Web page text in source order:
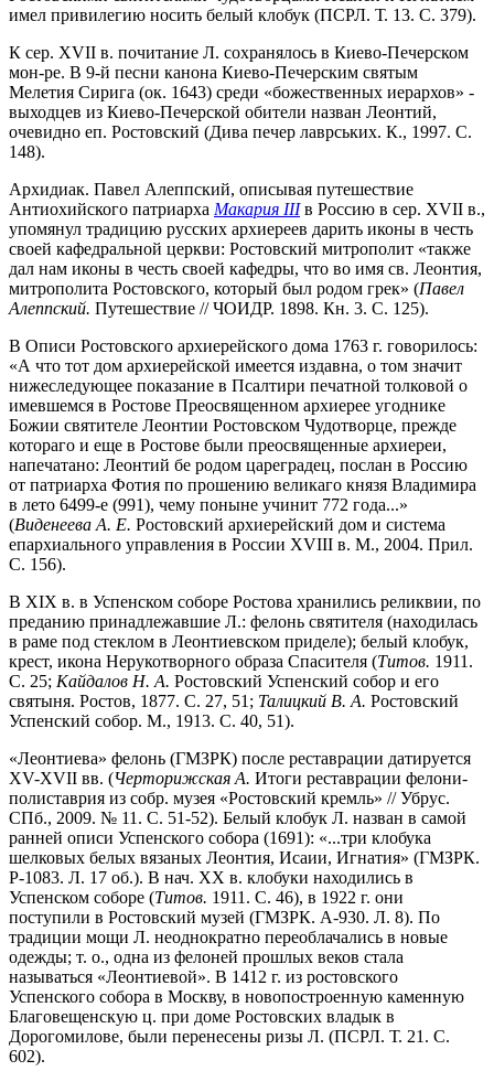
имел привилегию носить белый клобук (ПСРЛ. Т. 13. С. 379).
К сер. XVII в. почитание Л. сохранялось в Киево-Печерском
мон-ре. В 9-й песни канона Киево-Печерским святым
Мелетия Сирига (ок. 1643) среди «божественных иерархов» -
выходцев из Киево-Печерской обители назван Леонтий,
очевидно еп. Ростовский (Дива печер лаврських. К., 1997. С.
148).
Архидиак. Павел Алеппский, описывая путешествие
Антиохийского патриарха Макария IIIв Россию в сер. XVII в.,
упомянул традицию русских архиереев дарить иконы в честь
своей кафедральной церкви: Ростовский митрополит «также
дал нам иконы в честь своей кафедры, что во имя св. Леонтия,
митрополита Ростовского, который был родом грек» (Павел
Алеппский. Путешествие // ЧОИДР. 1898. Кн. 3. С. 125).
В Описи Ростовского архиерейского дома 1763 г. говорилось:
«А что тот дом архиерейской имеется издавна, о том значит
нижеследующее показание в Псалтири печатной толковой о
имевшемся в Ростове Преосвященном архиерее угоднике
Божии святителе Леонтии Ростовском Чудотворце, прежде
котораго и еще в Ростове были преосвященные архиереи,
напечатано: Леонтий бе родом цареградец, послан в Россию
от патриарха Фотия по прошению великаго князя Владимира
в лето 6499-е (991), чему поныне учинит 772 года...»
(Виденеева А. Е. Ростовский архиерейский дом и система
епархиального управления в России XVIII в. М., 2004. Прил.
С. 156).
В XIX в. в Успенском соборе Ростова хранились реликвии, по
преданию принадлежавшие Л.: фелонь святителя (находилась
в раме под стеклом в Леонтиевском приделе); белый клобук,
крест, икона Нерукотворного образа Спасителя (Титов. 1911.
С. 25; Кайдалов Н. А. Ростовский Успенский собор и его
святыня. Ростов, 1877. С. 27, 51; Талицкий В. А. Ростовский
Успенский собор. М., 1913. С. 40, 51).
«Леонтиева» фелонь (ГМЗРК) после реставрации датируется
XV-XVII вв. (Черторижская А. Итоги реставрации фелони-
полиставрия из собр. музея «Ростовский кремль» // Убрус.
СПб., 2009. № 11. С. 51-52). Белый клобук Л. назван в самой
ранней описи Успенского собора (1691): «...три клобука
шелковых белых вязаных Леонтия, Исаии, Игнатия» (ГМЗРК.
Р-1083. Л. 17 об.). В нач. XX в. клобуки находились в
Успенском соборе (Титов. 1911. С. 46), в 1922 г. они
поступили в Ростовский музей (ГМЗРК. А-930. Л. 8). По
традиции мощи Л. неоднократно переоблачались в новые
одежды; т. о., одна из фелоней прошлых веков стала
называться «Леонтиевой». В 1412 г. из ростовского
Успенского собора в Москву, в новопостроенную каменную
Благовещенскую ц. при доме Ростовских владык в
Дорогомилове, были перенесены ризы Л. (ПСРЛ. Т. 21. С.
602).